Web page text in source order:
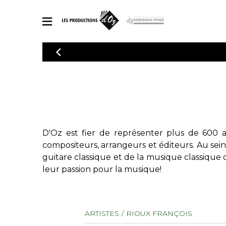
CATALOGUE
PARTITIONS POUR GUITARE
PARTITIONS POUR AUTRES INSTRUMENTS
arrangements de qualité.
3
4
5
D'Oz est fier de représenter plus de 600
compositeurs, arrangeurs et éditeurs. Au
guitare classique et de la musique
leur passion pour la musique!
ARTISTES RIOUX FRANÇOIS